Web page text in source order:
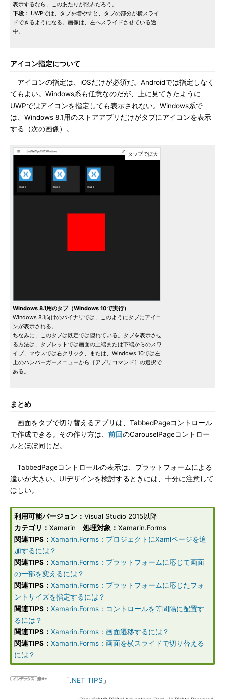
表示するなら、このあたりが限界だろう。
下段 ： UWPでは、タブを増やすと、タブの部分が横スライ
ドできるようになる。画像は、左へスライドさせている途
中。
アイコン指定について
アイコンの指定は、iOSだけが必須だ。Androidでは指定しなく
てもよい。Windows系も任意なのだが、上に見てきたように
UWPではアイコンを指定しても表示されない。Windows系で
は、Windows 8.1用のストアアプリだけがタブにアイコンを表示
する（次の画像）。
Windows 8.1用のタブ（Windows 10で実行）
Windows 8.1向けのバイナリでは、このようにタブにアイコ
ンが表示される。
ちなみに、このタブは既定では隠れている。タブを表示させ
る方法は、タブレットでは画面の上端または下端からのスワ
イプ、マウスでは右クリック、または、Windows 10では左
上のハンバーガーメニューから［アプリコマンド］の選択で
ある。
まとめ
画面をタブで切り替えるアプリは、TabbedPageコントロール
で作成できる。その作り方は、 前回のCarouselPageコントロー
ルとほぼ同じだ。
TabbedPageコントロールの表示は、プラットフォームによる
違いが大きい。UIデザインを検討するときには、十分に注意して
ほしい。
利用可能バージョン： Visual Studio 2015以降
カテゴリ： Xamarin 処理対象： Xamarin.Forms
関連TIPS： Xamarin.Forms：プロジェクトにXamlページを追
加するには？
関連TIPS： Xamarin.Forms：プラットフォームに応じて画面
の一部を変えるには？
関連TIPS： Xamarin.Forms：プラットフォームに応じたフォ
ントサイズを指定するには？
関連TIPS： Xamarin.Forms：コントロールを等間隔に配置す
るには？
関連TIPS： Xamarin.Forms：画面遷移するには？
関連TIPS： Xamarin.Forms：画面を横スライドで切り替える
には？
「.NET TIPS 」